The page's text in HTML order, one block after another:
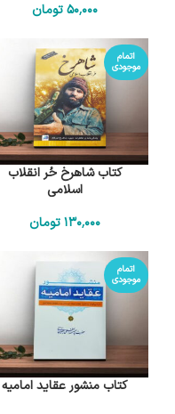
50٬000 تومان
اتمام
موجودی
کتاب شاهرخ حُر انقلاب
اسلامی
130٬000 تومان
اتمام
موجودی
کتاب منشور عقاید امامیه